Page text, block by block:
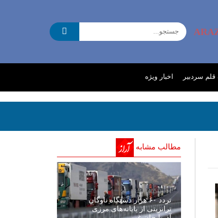
قلم سردبیر اخبار ویژه
مطالب مشابه
1405/05/14 14:50
تردد ۶۰ هزار دستگاه ناوگان
ترانزیتی از پایانه‌های مرزی